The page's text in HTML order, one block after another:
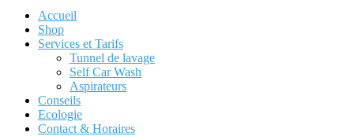
Accueil
Shop
Services et Tarifs
Tunnel de lavage
Self Car Wash
Aspirateurs
Conseils
Ecologie
Contact & Horaires